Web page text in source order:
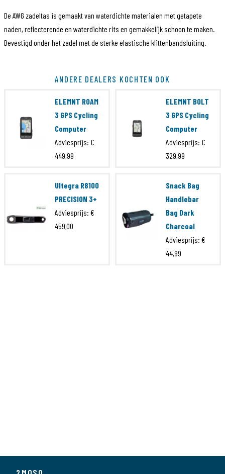
De AWG zadeltas is gemaakt van waterdichte materialen met getapete
naden, reflecterende en waterdichte rits en gemakkelijk schoon te maken.
Bevestigd onder het zadel met de sterke elastische klittenbandsluiting.
THEPACK-05-02-01
Serie
ANDERE DEALERS KOCHTEN OOK
ELEMNT ROAM
3 GPS Cycling
Computer
Adviesprijs: €
449,99
ELEMNT BOLT
3 GPS Cycling
Computer
Adviesprijs: €
329,99
Ultegra R8100
PRECISION 3+
Adviesprijs: €
459,00
Snack Bag
Handlebar
Bag Dark
Charcoal
Adviesprijs: €
44,99